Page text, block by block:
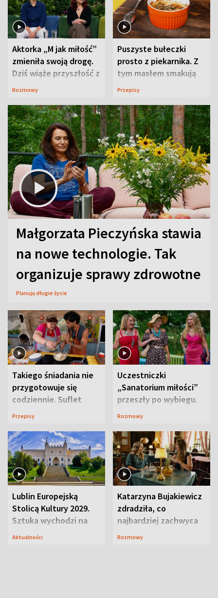
Aktorka „M jak miłość”
zmieniła swoją drogę.
Dziś wiąże przyszłość z
neurobiologią
Rozmowy
Puszyste bułeczki
prosto z piekarnika. Z
tym masłem smakują
jeszcze lepiej
Przepisy
Małgorzata Pieczyńska stawia
na nowe technologie. Tak
organizuje sprawy zdrowotne
Planuję długie życie
Takiego śniadania nie
przygotowuje się
codziennie. Suflet
serowy zachwyca
Przepisy
Uczestniczki
„Sanatorium miłości”
przeszły po wybiegu.
Te stylizacje
Rozmowy
Lublin Europejską
Stolicą Kultury 2029.
Sztuka wychodzi na
ulice
Aktualności
Katarzyna Bujakiewicz
zdradziła, co
najbardziej zachwyca
ją w Lublinie
Rozmowy